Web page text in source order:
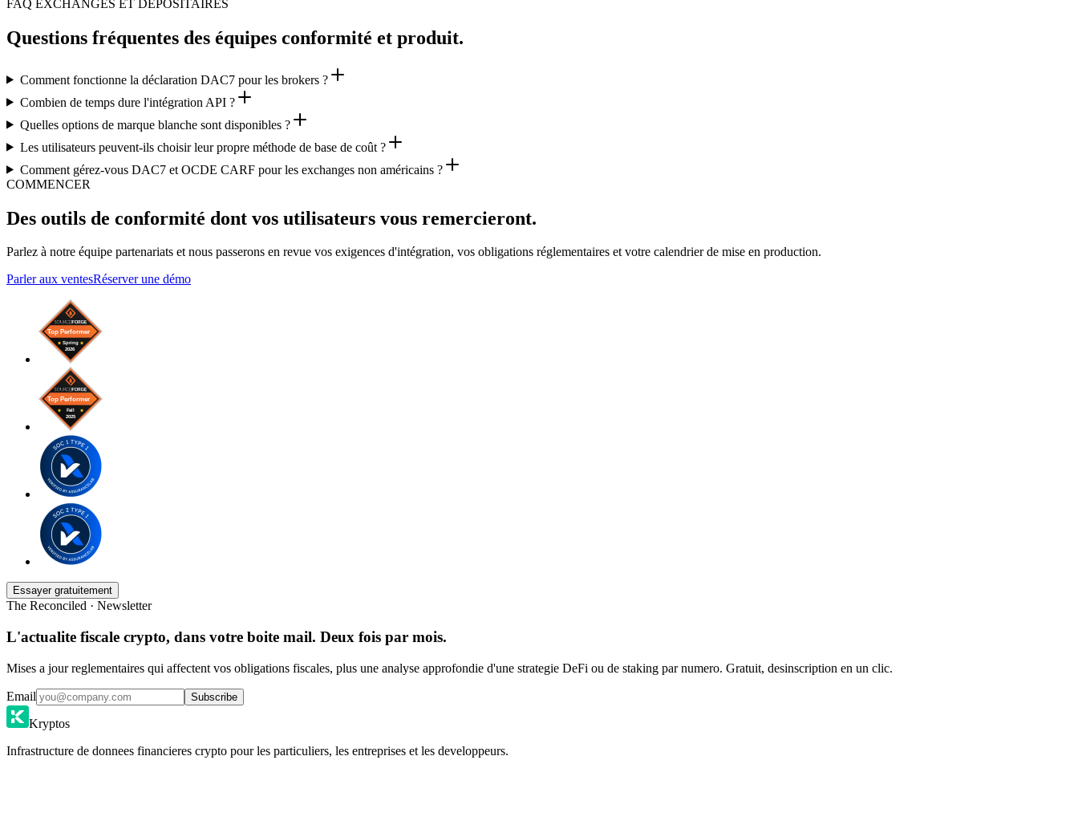
FAQ EXCHANGES ET DÉPOSITAIRES
Questions fréquentes des équipes conformité et produit.
Comment fonctionne la déclaration DAC7 pour les brokers ?
Combien de temps dure l'intégration API ?
Quelles options de marque blanche sont disponibles ?
Les utilisateurs peuvent-ils choisir leur propre méthode de base de coût ?
Comment gérez-vous DAC7 et OCDE CARF pour les exchanges non américains ?
COMMENCER
Des outils de conformité dont vos utilisateurs vous remercieront.
Parlez à notre équipe partenariats et nous passerons en revue vos exigences d'intégration, vos obligations réglementaires et votre calendrier de mise en production.
Parler aux ventesRéserver une démo
Essayer gratuitement
The Reconciled · Newsletter
L'actualite fiscale crypto, dans votre boite mail. Deux fois par mois.
Mises a jour reglementaires qui affectent vos obligations fiscales, plus une analyse approfondie d'une strategie DeFi ou de staking par numero. Gratuit, desinscription en un clic.
Email Subscribe
Kryptos
Infrastructure de donnees financieres crypto pour les particuliers, les entreprises et les developpeurs.